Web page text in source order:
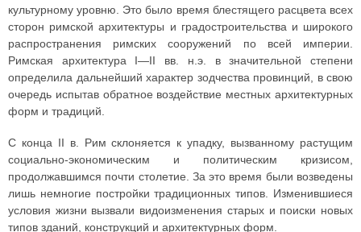
культурному уровню. Это было время блестящего расцвета всех
сторон римской архитектуры и градостроительства и широкого
распространения римских сооружений по всей империи.
Римская архитектура I—II вв. н.э. в значительной степени
определила дальнейший характер зодчества провинций, в свою
очередь испытав обратное воздействие местных архитектурных
форм и традиций.
С конца II в. Рим склоняется к упадку, вызванному растущим
социально-экономическим и политическим кризисом,
продолжавшимся почти столетие. За это время были возведены
лишь немногие постройки традиционных типов. Изменившиеся
условия жизни вызвали видоизменения старых и поиски новых
типов зданий, конструкций и архитектурных форм.